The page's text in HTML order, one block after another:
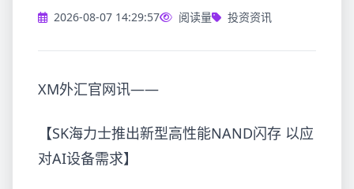
2026-08-07 14:29:57 阅读量 投资资讯
XM外汇官网讯——
【SK海力士推出新型高性能NAND闪存 以应
对AI设备需求】